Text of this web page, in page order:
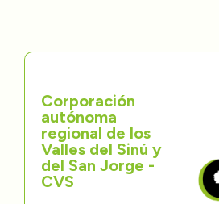
Participa
Trámites y Servicios
Contáctenos
Corporación
autónoma
regional de los
Valles del Sinú y
del San Jorge -
CVS